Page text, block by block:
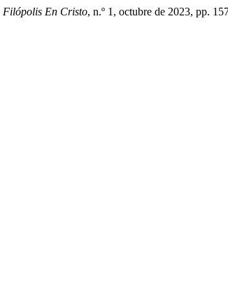
Filópolis En Cristo, n.º 1, octubre de 2023, pp.